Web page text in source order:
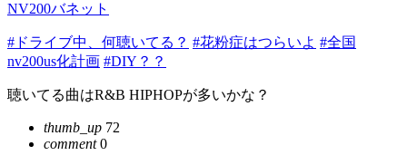
NV200バネット
#ドライブ中、何聴いてる？ #花粉症はつらいよ #全国
nv200us化計画 #DIY？？
聴いてる曲はR&B HIPHOPが多いかな？
thumb_up 72
comment0